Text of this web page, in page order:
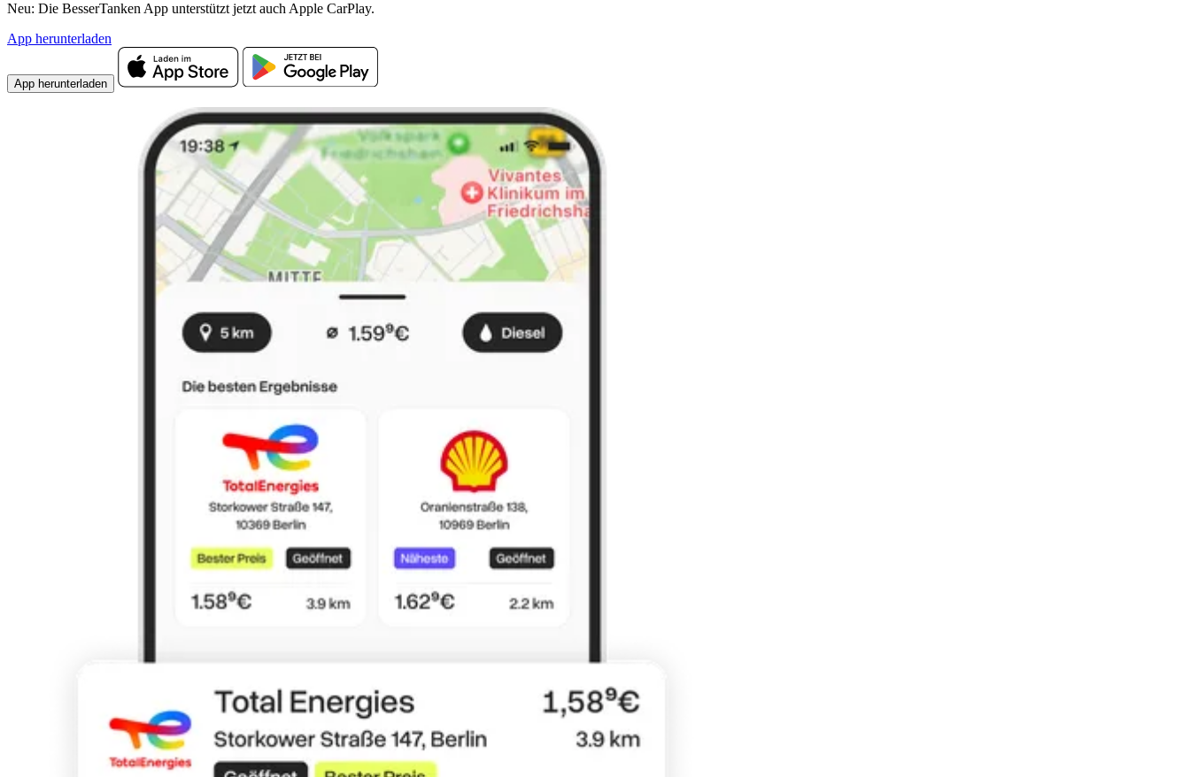
Neu: Die BesserTanken App unterstützt jetzt auch Apple CarPlay.
App herunterladen
App herunterladen